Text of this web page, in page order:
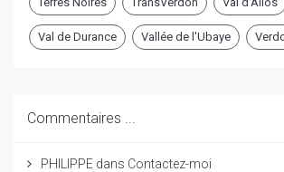
Val de Durance Vallée de l'Ubaye
Commentaires ...
PHILIPPE dans Contactez-moi